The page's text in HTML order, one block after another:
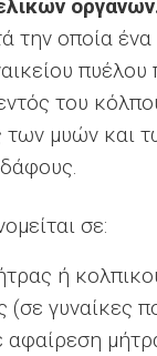
την οποία
πυέλου
του
μυών και
σε:
ή
γυναίκες
αφαίρεση